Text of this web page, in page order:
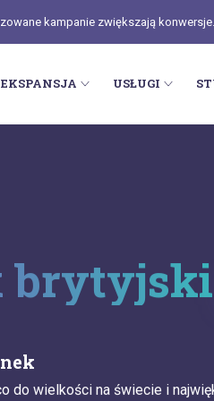
kampanie zwiększają
EKSPANSJA USŁUGI
brytyjski
do wielkości na świecie i